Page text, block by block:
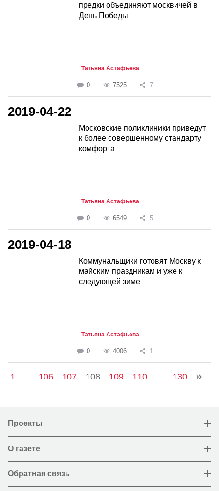
предки объединяют москвичей в
День Победы
Татьяна Астафьева
0 7525 7
2019-04-22
Московские поликлиники приведут
к более совершенному стандарту
комфорта
Татьяна Астафьева
0 6549 5
2019-04-18
Коммунальщики готовят Москву к
майским праздникам и уже к
следующей зиме
Татьяна Астафьева
0 4006 1
1 ... 106 107 108 109 110 ... 130
Проекты
О газете
Обратная связь